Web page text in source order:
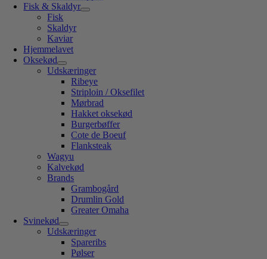
Fisk & Skaldyr
Fisk
Skaldyr
Kaviar
Hjemmelavet
Oksekød
Udskæringer
Ribeye
Striploin / Oksefilet
Mørbrad
Hakket oksekød
Burgerbøffer
Cote de Boeuf
Flanksteak
Wagyu
Kalvekød
Brands
Grambogård
Drumlin Gold
Greater Omaha
Svinekød
Udskæringer
Spareribs
Pølser